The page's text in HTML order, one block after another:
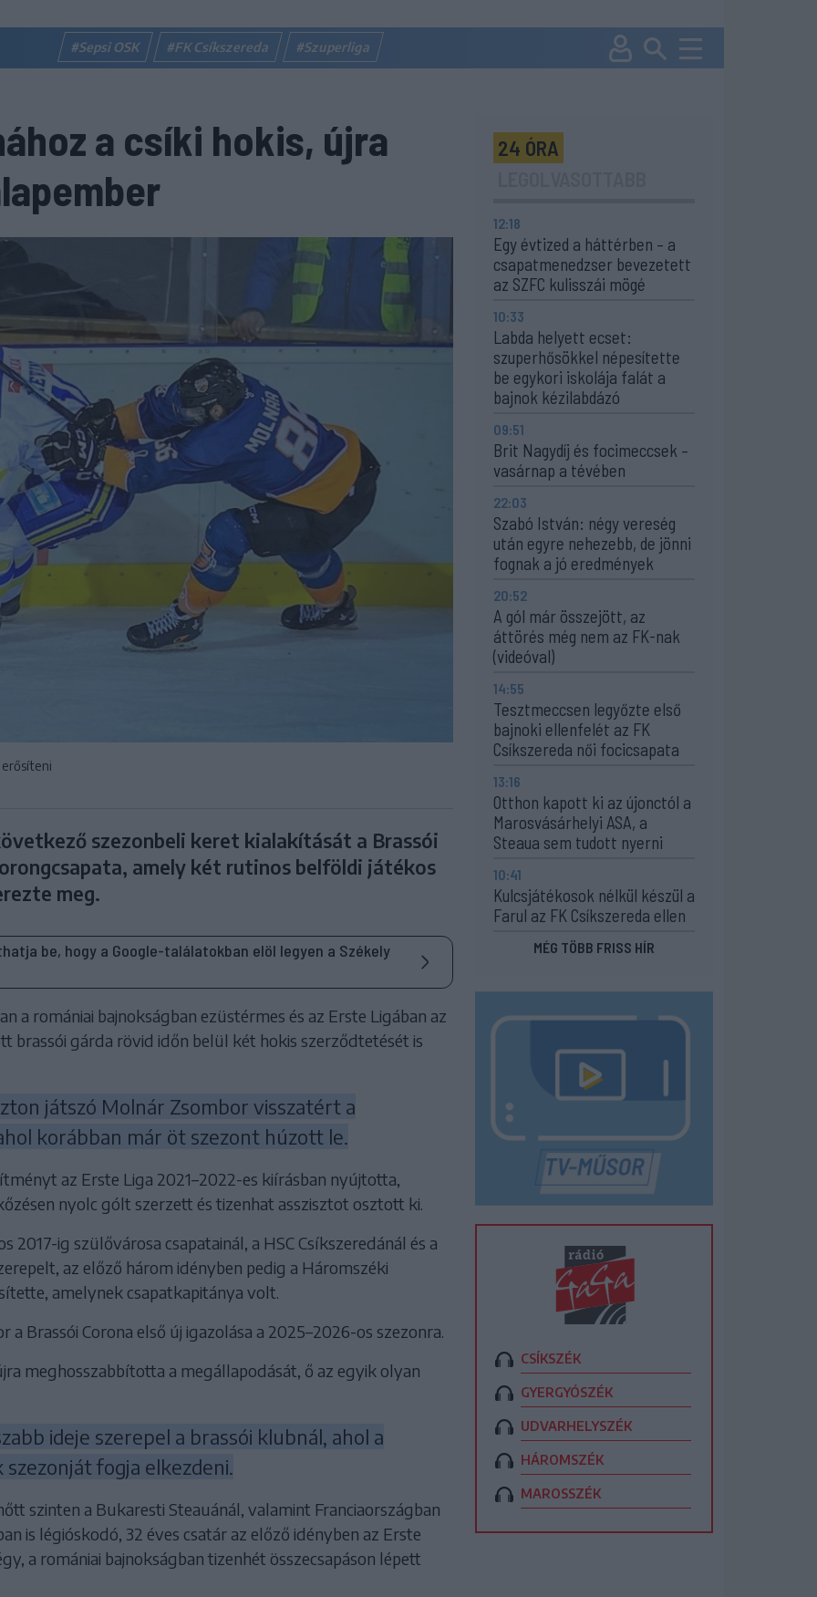
#Sepsi OSK #FK Csíkszereda #Szuperliga
a csíki hokis, újra
szezonbeli keret kialakítását a Brassói
amely két rutinos belföldi játékos
meg.
be, hogy a Google-találatokban elöl legyen a Székely
a romániai bajnokságban ezüstérmes és az Erste Ligában az
brassói gárda rövid időn belül két hokis szerződtetését is
játszó Molnár Zsombor visszatért a
korábban már öt szezont húzott le.
az Erste Liga 2021–2022-es kiírásban nyújtotta,
nyolc gólt szerzett és tizenhat asszisztot osztott ki.
2017-ig szülővárosa csapatainál, a HSC Csíkszeredánál és a
az előző három idényben pedig a Háromszéki
amelynek csapatkapitánya volt.
a Brassói Corona első új igazolása a 2025–2026-os szezonra.
meghosszabbította a megállapodását, ő az egyik olyan
ideje szerepel a brassói klubnál, ahol a
fogja elkezdeni.
szinten a Bukaresti Steauánál, valamint Franciaországban
is légióskodó, 32 éves csatár az előző idényben az Erste
a romániai bajnokságban tizenhét összecsapáson lépett
24 ÓRA
12:18
Egy évtized a háttérben – a
csapatmenedzser bevezetett
az SZFC kulisszái mögé
10:33
Labda helyett ecset:
szuperhősökkel népesítette
be egykori iskolája falát a
bajnok kézilabdázó
09:51
Brit Nagydíj és focimeccsek –
vasárnap a tévében
22:03
Szabó István: négy vereség
után egyre nehezebb, de jönni
fognak a jó eredmények
20:52
A gól már összejött, az
áttörés még nem az FK-nak
(videóval)
14:55
Tesztmeccsen legyőzte első
bajnoki ellenfelét az FK
Csíkszereda női focicsapata
13:16
Otthon kapott ki az újonctól a
Marosvásárhelyi ASA, a
Steaua sem tudott nyerni
10:41
Kulcsjátékosok nélkül készül a
Farul az FK Csíkszereda ellen
MÉG TÖBB FRISS HÍR
CSÍKSZÉK
GYERGYÓSZÉK
UDVARHELYSZÉK
HÁROMSZÉK
MAROSSZÉK